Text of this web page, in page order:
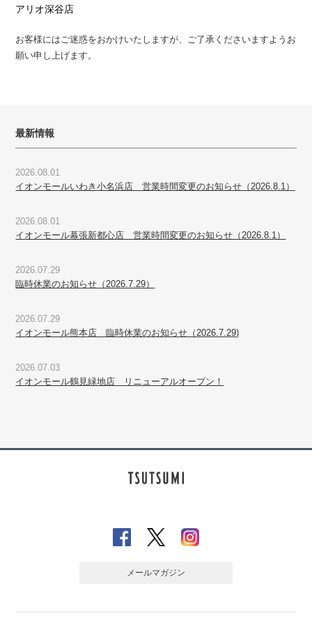
アリオ深谷店
お客様にはご迷惑をおかけいたしますが、ご了承くださいますようお
願い申し上げます。
最新情報
2026.08.01
イオンモールいわき小名浜店 営業時間変更のお知らせ（2026.8.1）
2026.08.01
イオンモール幕張新都心店 営業時間変更のお知らせ（2026.8.1）
2026.07.29
臨時休業のお知らせ（2026.7.29）
2026.07.29
イオンモール熊本店 臨時休業のお知らせ（2026.7.29)
2026.07.03
イオンモール鶴見緑地店 リニューアルオープン！
メールマガジン